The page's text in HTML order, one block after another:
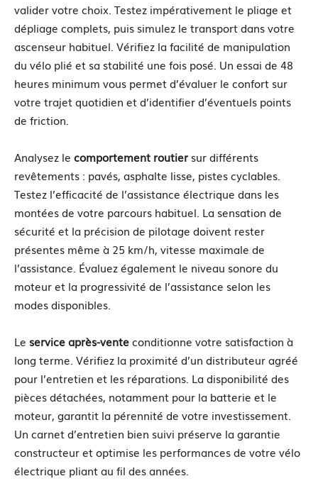
valider votre choix. Testez impérativement le pliage et
dépliage complets, puis simulez le transport dans votre
ascenseur habituel. Vérifiez la facilité de manipulation
du vélo plié et sa stabilité une fois posé. Un essai de 48
heures minimum vous permet d’évaluer le confort sur
votre trajet quotidien et d’identifier d’éventuels points
de friction.
Analysez le comportement routier sur différents
revêtements : pavés, asphalte lisse, pistes cyclables.
Testez l’efficacité de l’assistance électrique dans les
montées de votre parcours habituel. La sensation de
sécurité et la précision de pilotage doivent rester
présentes même à 25 km/h, vitesse maximale de
l’assistance. Évaluez également le niveau sonore du
moteur et la progressivité de l’assistance selon les
modes disponibles.
Le service après-venteconditionne votre satisfaction à
long terme. Vérifiez la proximité d’un distributeur agréé
pour l’entretien et les réparations. La disponibilité des
pièces détachées, notamment pour la batterie et le
moteur, garantit la pérennité de votre investissement.
Un carnet d’entretien bien suivi préserve la garantie
constructeur et optimise les performances de votre vélo
électrique pliant au fil des années.